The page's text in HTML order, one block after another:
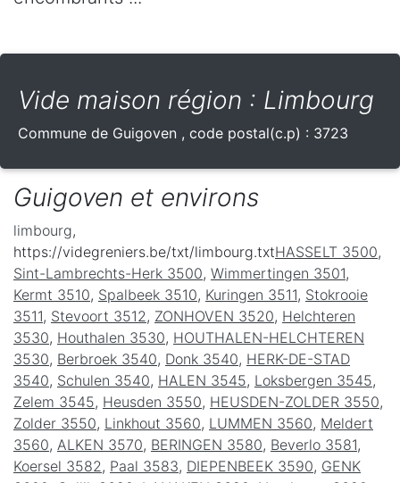
Vide maison région : Limbourg
Commune de Guigoven , code postal(c.p) : 3723
Guigoven et environs
limbourg,
https://videgreniers.be/txt/limbourg.txtHASSELT 3500,
Sint-Lambrechts-Herk 3500, Wimmertingen 3501,
Kermt 3510, Spalbeek 3510, Kuringen 3511, Stokrooie
3511, Stevoort 3512 , ZONHOVEN 3520, Helchteren
3530, Houthalen 3530, HOUTHALEN-HELCHTEREN
3530, Berbroek 3540, Donk 3540, HERK-DE-STAD
3540, Schulen 3540, HALEN 3545, Loksbergen 3545,
Zelem 3545, Heusden 3550, HEUSDEN-ZOLDER 3550,
Zolder 3550, Linkhout 3560, LUMMEN 3560, Meldert
3560, ALKEN 3570, BERINGEN 3580, Beverlo 3581,
Koersel 3582 , Paal 3583, DIEPENBEEK 3590, GENK